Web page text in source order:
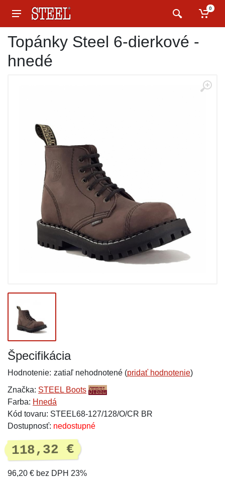
0
Topánky Steel 6-dierkové -
hnedé
Špecifikácia
Hodnotenie: zatiaľ nehodnotené (pridať hodnotenie)
Značka: STEEL Boots
Farba: Hnedá
Kód tovaru: STEEL68-127/128/O/CR BR
Dostupnosť: nedostupné
118,32 €
96,20 € bez DPH 23%